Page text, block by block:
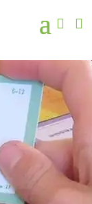
 